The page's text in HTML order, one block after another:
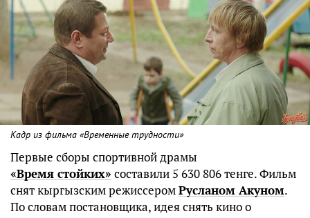
Кадр из фильма «Временные трудности»
Первые сборы спортивной драмы
«Время стойких» составили 5 630 806 тенге. Фильм
снят кыргызским режиссеромРусланом Акуном.
По словам постановщика, идея снять кино о